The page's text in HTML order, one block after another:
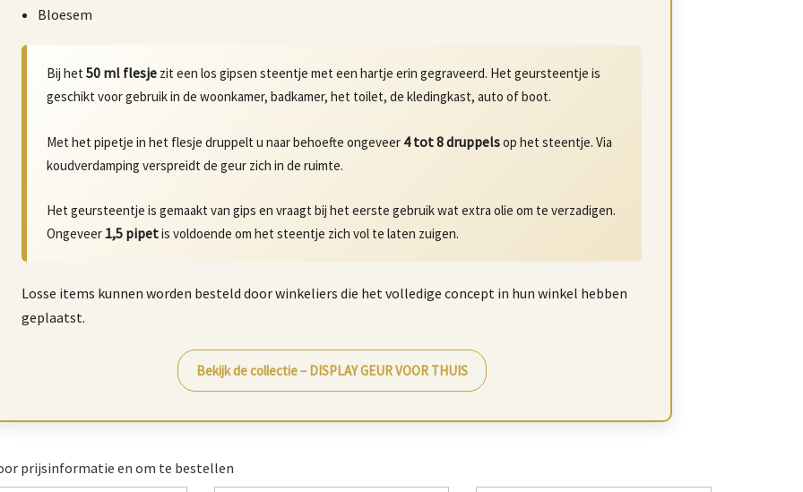
Bloesem
Bij het50 ml flesje zit een los gipsen steentje met een hartje erin gegraveerd. Het geursteentje is
geschikt voor gebruik in de woonkamer, badkamer, het toilet, de kledingkast, auto of boot.
Met het pipetje in het flesje druppelt u naar behoefte ongeveer 4 tot 8 druppelsop het steentje. Via
koudverdamping verspreidt de geur zich in de ruimte.
Het geursteentje is gemaakt van gips en vraagt bij het eerste gebruik wat extra olie om te verzadigen.
Ongeveer 1,5 pipetis voldoende om het steentje zich vol te laten zuigen.
Losse items kunnen worden besteld door winkeliers die het volledige concept in hun winkel hebben
geplaatst.
Bekijk de collectie – DISPLAY GEUR VOOR THUIS
prijsinformatie en om te bestellen